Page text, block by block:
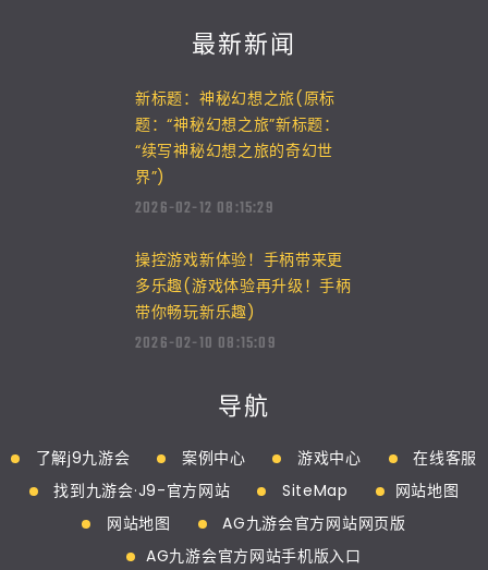
最新新闻
新标题：神秘幻想之旅(原标
题：“神秘幻想之旅”新标题：
“续写神秘幻想之旅的奇幻世
界”)
2026-02-12 08:15:29
操控游戏新体验！手柄带来更
多乐趣(游戏体验再升级！手柄
带你畅玩新乐趣)
2026-02-10 08:15:09
导航
了解j9九游会 案例中心 游戏中心
在线客服
找到九游会·J9-官方网站
SiteMap
网站地图
网站地图
AG九游会官方网站网页版
AG九游会官方网站手机版入口